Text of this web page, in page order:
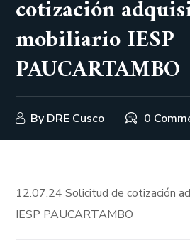
cotización
mobiliario IESP
PAUCARTAMBO
By DRE Cusco 0
12.07.24 Solicitud de cotización
IESP PAUCARTAMBO